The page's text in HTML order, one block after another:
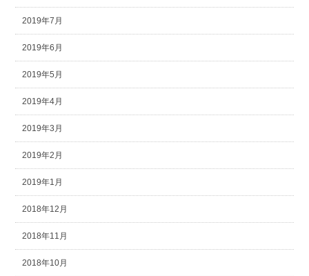
2019年7月
2019年6月
2019年5月
2019年4月
2019年3月
2019年2月
2019年1月
2018年12月
2018年11月
2018年10月